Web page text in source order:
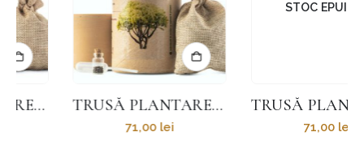
TRUSĂ PLANTARE JNEAPĂN
STOC EPUIZAT
TRUSĂ PLANTARE ALBĂSTREA